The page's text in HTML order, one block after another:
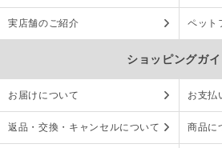
実店舗のご紹介 ペット
ショッピングガイ
お届けについて お支払
返品・交換・キャンセルについて 商品に